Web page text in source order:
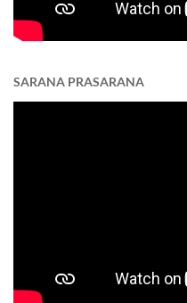
SARANA PRASARANA